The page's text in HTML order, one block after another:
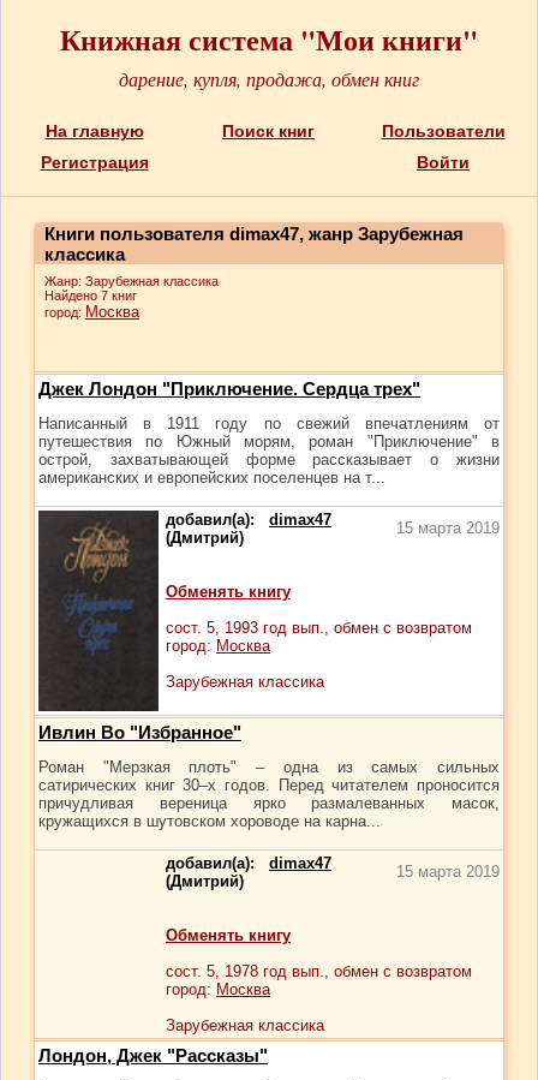
Книжная система "Мои книги"
дарение, купля, продажа, обмен книг
На главную Поиск книг
Пользователи
Регистрация
Войти
Книги пользователя dimax47, жанр Зарубежная
классика
Жанр: Зарубежная классика
Найдено 7 книг
город: Москва
Джек Лондон "Приключение. Сердца трех"
Написанный в 1911 году по свежий впечатлениям от
путешествия по Южный морям, роман "Приключение" в
острой, захватывающей форме рассказывает о жизни
американских и европейских поселенцев на т...
добавил(а): dimax47
(Дмитрий)
15 марта 2019
Обменять книгу
сост. 5, 1993 год вып., обмен с возвратом
город: Москва
Зарубежная классика
Ивлин Во "Избранное"
Роман "Мерзкая плоть" – одна из самых сильных
сатирических книг 30–х годов. Перед читателем проносится
причудливая вереница ярко размалеванных масок,
кружащихся в шутовском хороводе на карна...
добавил(а): dimax47
(Дмитрий)
15 марта 2019
Обменять книгу
сост. 5, 1978 год вып., обмен с возвратом
город: Москва
Зарубежная классика
Лондон, Джек "Рассказы"